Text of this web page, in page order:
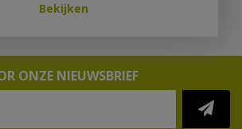
Bekijken
ONZE NIEUWSBRIEF